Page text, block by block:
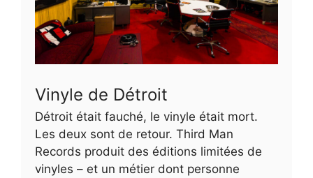
Vinyle de Détroit
Détroit était fauché, le vinyle était mort.
Les deux sont de retour. Third Man
Records produit des éditions limitées de
vinyles – et un métier dont personne